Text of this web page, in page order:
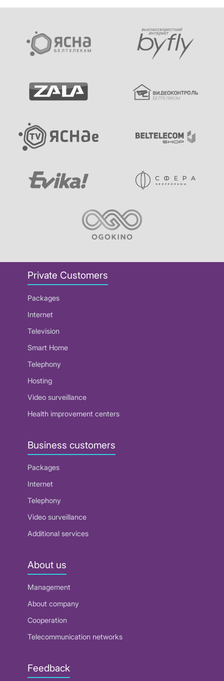
Private Customers
Packages
Internet
Television
Smart Home
Telephony
Hosting
Video surveillance
Health improvement centers
Business customers
Packages
Internet
Telephony
Video surveillance
Additional services
About us
Management
About company
Cooperation
Telecommunication networks
Feedback